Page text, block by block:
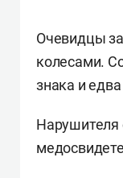
Очевидцы
колесами.
знака и
Нарушителя